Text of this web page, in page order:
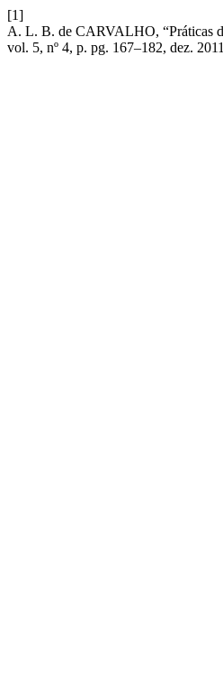
[1]
A. L. B. de CARVALHO, “Práticas
vol. 5, nº 4, p. pg. 167–182, dez.